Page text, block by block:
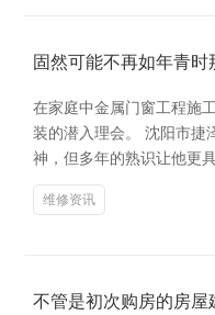
固然可能不再如年青
在家庭中金属门窗工程施
装的潜入理会。 沈阳市捷
神，但多年的熟识让他更
维修资讯
不管是初次购房的房屋